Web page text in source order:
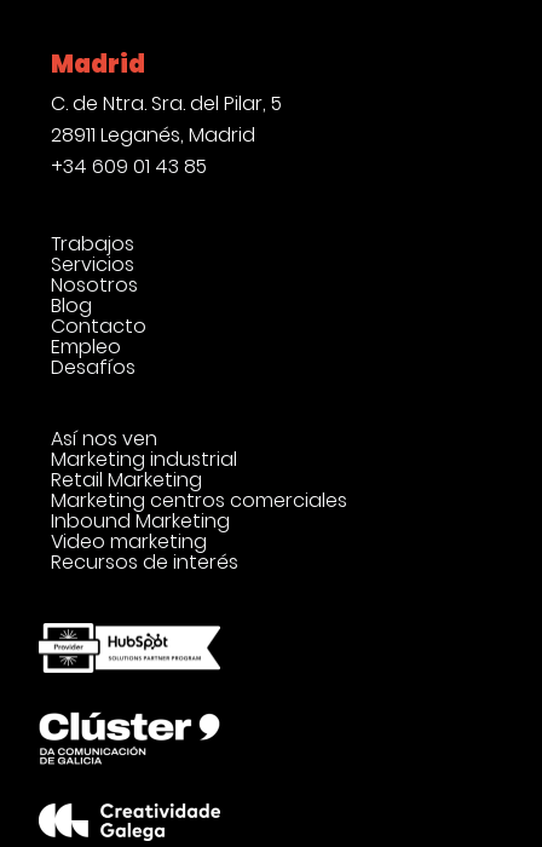
Madrid
C. de Ntra. Sra. del Pilar, 5
28911 Leganés, Madrid
+34 609 01 43 85
Trabajos
Servicios
Nosotros
Blog
Contacto
Empleo
Desafíos
Así nos ven
Marketing industrial
Retail Marketing
Marketing centros comerciales
Inbound Marketing
Video marketing
Recursos de interés